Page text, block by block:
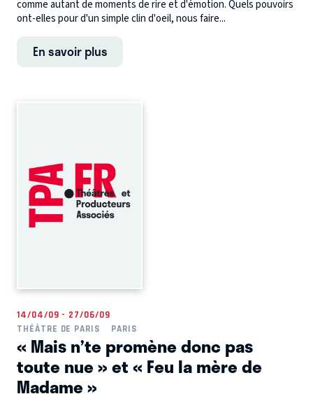
comme autant de moments de rire et d'émotion. Quels pouvoirs
ont-elles pour d'un simple clin d'oeil, nous faire...
En savoir plus
14/04/09 - 27/06/09
THÉÂTRE DE PARIS
PARIS
« Mais n’te promène donc pas
toute nue » et « Feu la mère de
Madame »